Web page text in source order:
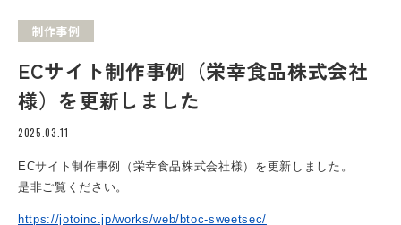
制作事例
ECサイト制作事例（栄幸食品株式会社
様）を更新しました
2025.03.11
ECサイト制作事例（栄幸食品株式会社様）を更新しました。
是非ご覧ください。
https://jotoinc.jp/works/web/btoc-sweetsec/